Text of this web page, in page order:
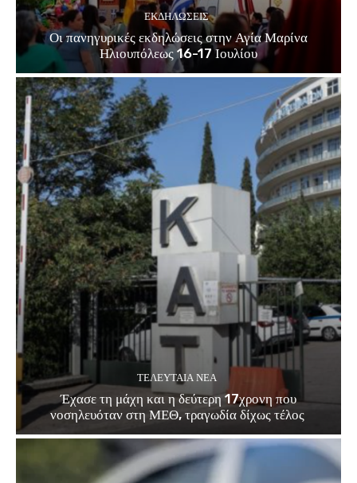
ΕΚΔΗΛΏΣΕΙΣ
Οι πανηγυρικές εκδηλώσεις στην Αγία Μαρίνα
Ηλιουπόλεως 16-17 Ιουλίου
ΤΕΛΕΥΤΑΊΑ ΝΈΑ
Έχασε τη μάχη και η δεύτερη 17χρονη που
νοσηλευόταν στη ΜΕΘ, τραγωδία δίχως τέλος